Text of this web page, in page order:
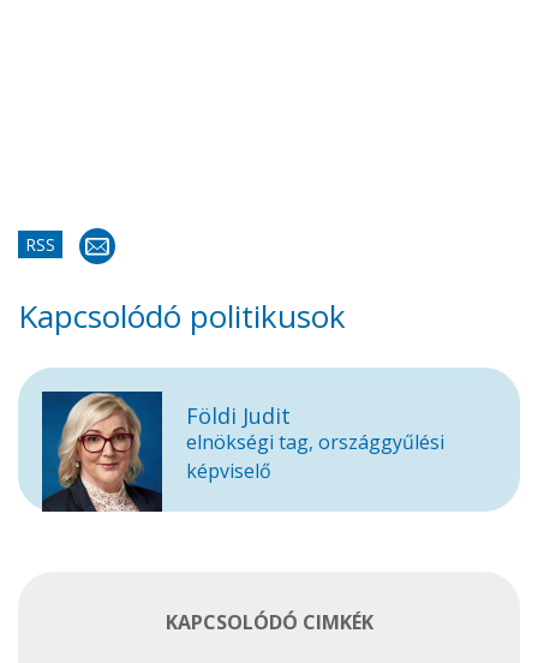
RSS
Kapcsolódó politikusok
Földi Judit
elnökségi tag, országgyűlési
képviselő
KAPCSOLÓDÓ CIMKÉK